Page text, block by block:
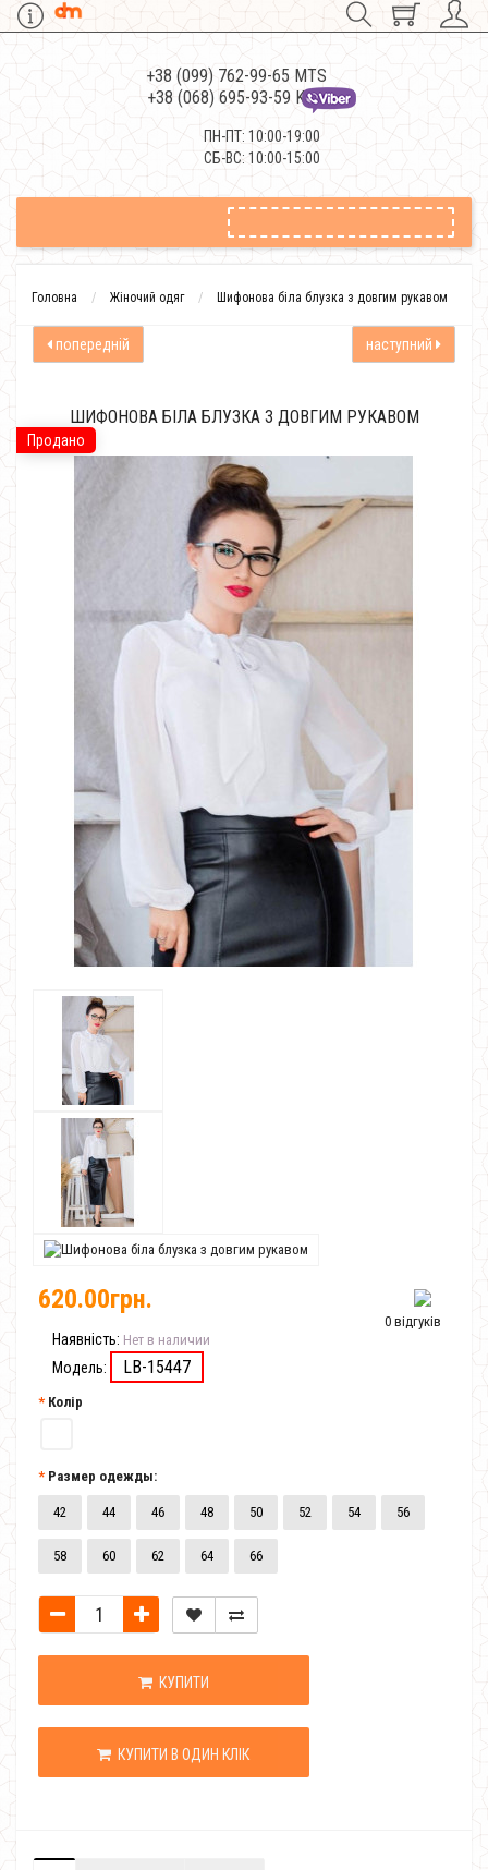
+38 (099) 762-99-65 MTS
+38 (068) 695-93-59 Kievstar
ПН-ПТ: 10:00-19:00
СБ-ВС: 10:00-15:00
Головна Жіночий одяг Шифонова біла блузка з довгим рукавом
попередній наступний
Продано
ШИФОНОВА БІЛА БЛУЗКА З ДОВГИМ РУКАВОМ
0 відгуків
620.00грн.
Наявність: Нет в наличии
Модель: LB-15447
Колір
Размер одежды:
42 44 46 48 50 52 54 56
58 60 62 64 66
КУПИТИ
КУПИТИ В ОДИН КЛІК